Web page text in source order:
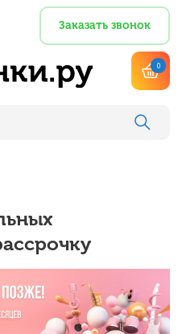
Заказать звонок
0